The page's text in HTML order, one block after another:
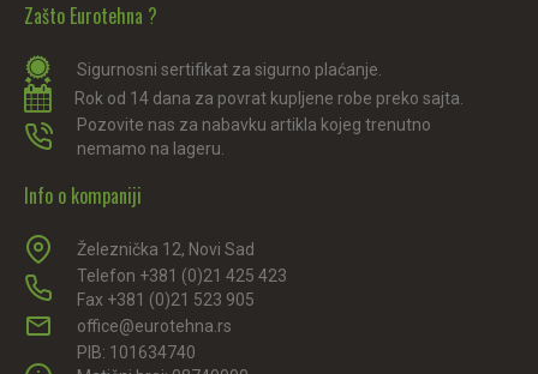
Zašto Eurotehna ?
Sigurnosni sertifikat za sigurno plaćanje.
Rok od 14 dana za povrat kupljene robe preko sajta.
Pozovite nas za nabavku artikla kojeg trenutno
nemamo na lageru.
Info o kompaniji
Železnička 12, Novi Sad
Telefon +381 (0)21 425 423
Fax +381 (0)21 523 905
office@eurotehna.rs
PIB: 101634740